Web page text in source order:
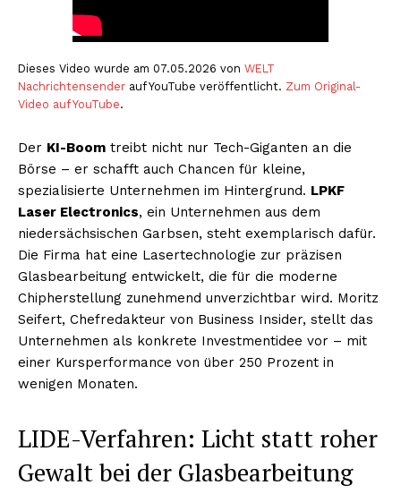
Dieses Video wurde am 07.05.2026 von WELT
Nachrichtensender auf YouTube veröffentlicht. Zum Original-
Video auf YouTube.
Der KI-Boom treibt nicht nur Tech-Giganten an die
Börse – er schafft auch Chancen für kleine,
spezialisierte Unternehmen im Hintergrund. LPKF
Laser Electronics, ein Unternehmen aus dem
niedersächsischen Garbsen, steht exemplarisch dafür.
Die Firma hat eine Lasertechnologie zur präzisen
Glasbearbeitung entwickelt, die für die moderne
Chipherstellung zunehmend unverzichtbar wird. Moritz
Seifert, Chefredakteur von Business Insider, stellt das
Unternehmen als konkrete Investmentidee vor – mit
einer Kursperformance von über 250 Prozent in
wenigen Monaten.
LIDE-Verfahren: Licht statt roher
Gewalt bei der Glasbearbeitung